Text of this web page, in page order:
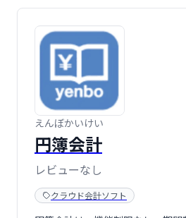
えんぼかいけい
円簿会計
レビューなし
クラウド会計ソフト